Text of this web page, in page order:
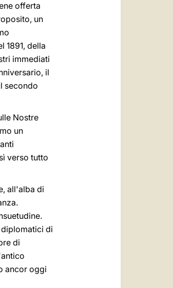
offerta
un
1891, della
immediati
il
secondo
Nostre
un
verso tutto
all'alba di
di
di
ancor oggi